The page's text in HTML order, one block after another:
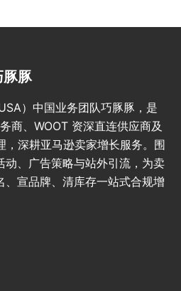
豚
）中国业务团队巧豚豚，是
商、WOOT 资深直连供应商及
，深耕亚马逊卖家增长服务。围
动、广告策略与站外引流，为卖
、宣品牌、清库存一站式合规增